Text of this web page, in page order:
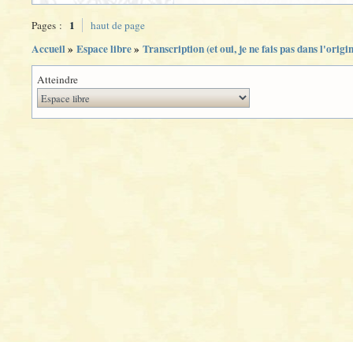
Pages : 1 haut de page
Accueil» Espace libre» Transcription (et oui, je ne fais pas dans
Atteindre